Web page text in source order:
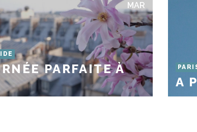
MAR
PARFAITE À
A